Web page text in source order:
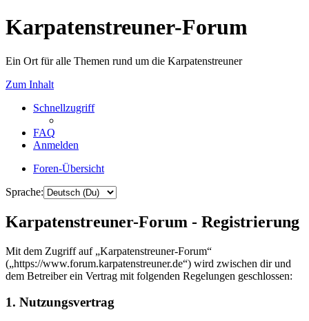
Karpatenstreuner-Forum
Ein Ort für alle Themen rund um die Karpatenstreuner
Zum Inhalt
Schnellzugriff
FAQ
Anmelden
Foren-Übersicht
Sprache:
Karpatenstreuner-Forum - Registrierung
Mit dem Zugriff auf „Karpatenstreuner-Forum“
(„https://www.forum.karpatenstreuner.de“) wird zwischen dir und
dem Betreiber ein Vertrag mit folgenden Regelungen geschlossen:
1. Nutzungsvertrag